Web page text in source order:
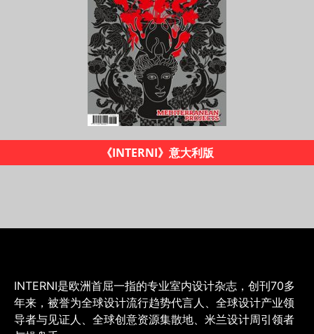
《INTERNI设计时代》杂志
INTERNI是欧洲首屈一指的专业室内设计杂志，创刊70多
年来，被誉为全球设计流行趋势代言人、全球设计产业领
导者与见证人、全球创意资源集散地、米兰设计周引领者